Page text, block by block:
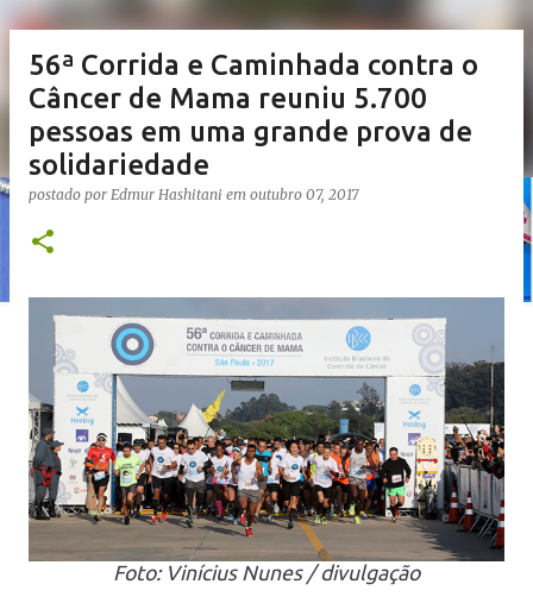
56ª Corrida e Caminhada contra o
Câncer de Mama reuniu 5.700
pessoas em uma grande prova de
solidariedade
postado por Edmur Hashitani em outubro 07, 2017
Foto: Vinícius Nunes / divulgação